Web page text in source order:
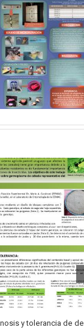
y tolerancia de de